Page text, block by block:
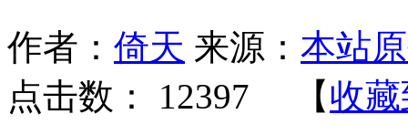
作者： 倚天 来源： 本站
点击数： 12397 【收